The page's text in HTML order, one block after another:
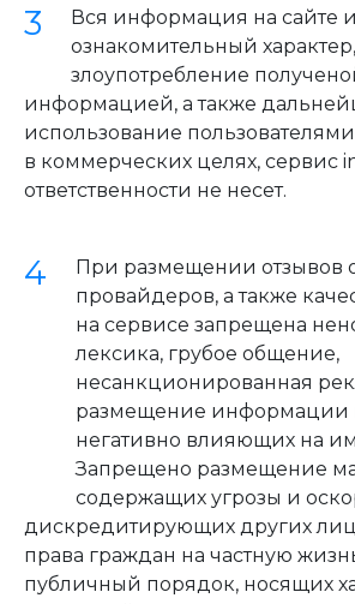
Вся информация на сайте
ознакомительный
злоупотребление
информацией, а также
использование
в коммерческих целях, сервис
ответственности не несет.
При размещении отзывов
провайдеров, а также
на сервисе запрещена
лексика, грубое общение,
несанкционированная
размещение информации
негативно влияющих на
Запрещено размещение
содержащих угрозы и
дискредитирующих других
права граждан на частную
публичный порядок, носящих